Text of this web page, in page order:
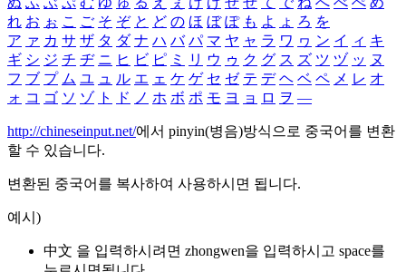
れ お ぉ こ ご そ ぞ と ど の ほ ぼ ぽ も よ ょ ろ を
ア ァ カ サ ザ タ ダ ナ ハ バ パ マ ヤ ャ ラ ワ ヮ ン イ ィ キ
ギ シ ジ チ ヂ ニ ヒ ビ ピ ミ リ ウ ゥ ク グ ス ズ ツ ヅ ッ ヌ
フ ブ プ ム ユ ュ ル エ ェ ケ ゲ セ ゼ テ デ ヘ ベ ペ メ レ オ
ォ コ ゴ ソ ゾ ト ド ノ ホ ボ ポ モ ヨ ョ ロ ヲ ―
http://chineseinput.net/에서 pinyin(병음)방식으로 중국어를 변환
할 수 있습니다.
변환된 중국어를 복사하여 사용하시면 됩니다.
예시)
中文 을 입력하시려면 zhongwen을 입력하시고 space를